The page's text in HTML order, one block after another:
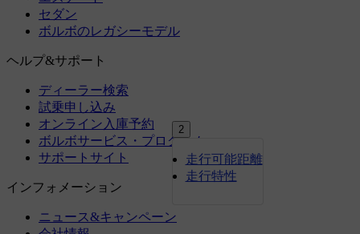
2
走行可能距離
走行特性